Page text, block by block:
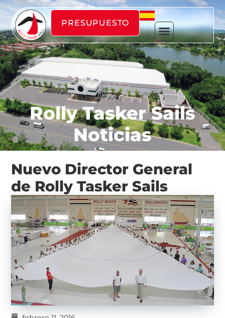
PRESUPUESTO
Rolly Tasker Sails
Noticias
Nuevo Director General
de Rolly Tasker Sails